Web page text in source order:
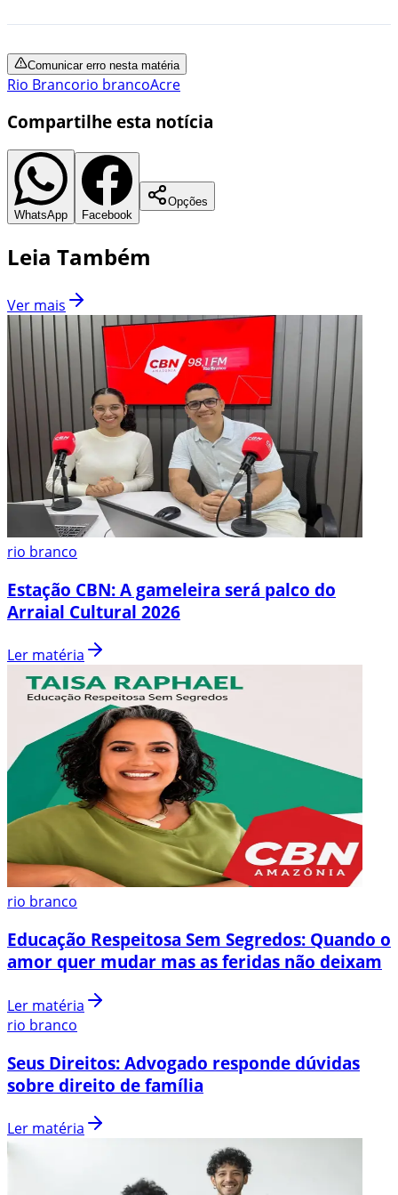
Comunicar erro nesta matéria
Rio Brancorio brancoAcre
Compartilhe esta notícia
WhatsApp Facebook
Opções
Leia Também
Ver mais
rio branco
Estação CBN: A gameleira será palco do
Arraial Cultural 2026
Ler matéria
rio branco
Educação Respeitosa Sem Segredos: Quando o
amor quer mudar mas as feridas não deixam
Ler matéria
rio branco
Seus Direitos: Advogado responde dúvidas
sobre direito de família
Ler matéria